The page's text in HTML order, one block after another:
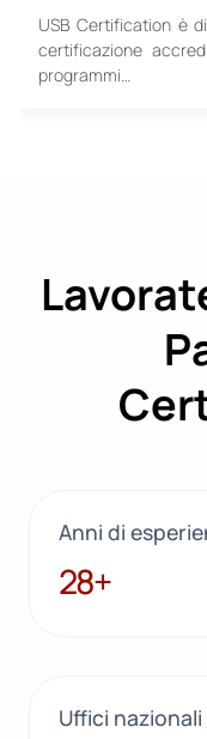
USB Certification è
certificazione
programmi…
Anni di
28+
28+
Uffici nazionali